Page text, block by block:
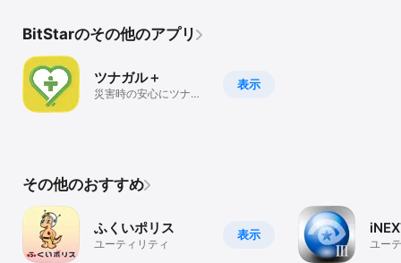
BitStarのその他のアプリ
表示
ツナガル＋
災害時の安心にツナガ
その他のおすすめ
表示
ふくいポリス
ユーティリティ ユー